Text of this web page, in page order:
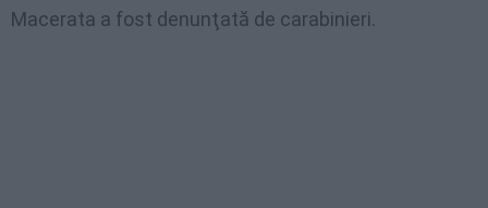
Macerata a fost denunţată de carabinieri.